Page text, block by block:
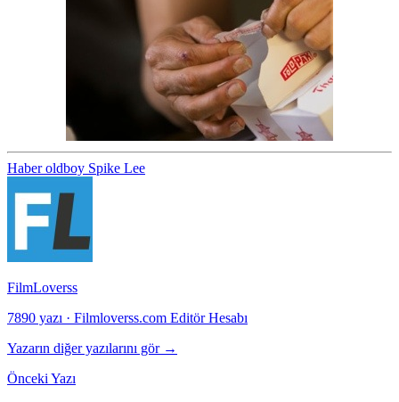
Haberoldboy Spike Lee
FilmLoverss
7890 yazı · Filmloverss.com Editör Hesabı
Yazarın diğer yazılarını gör →
Önceki Yazı